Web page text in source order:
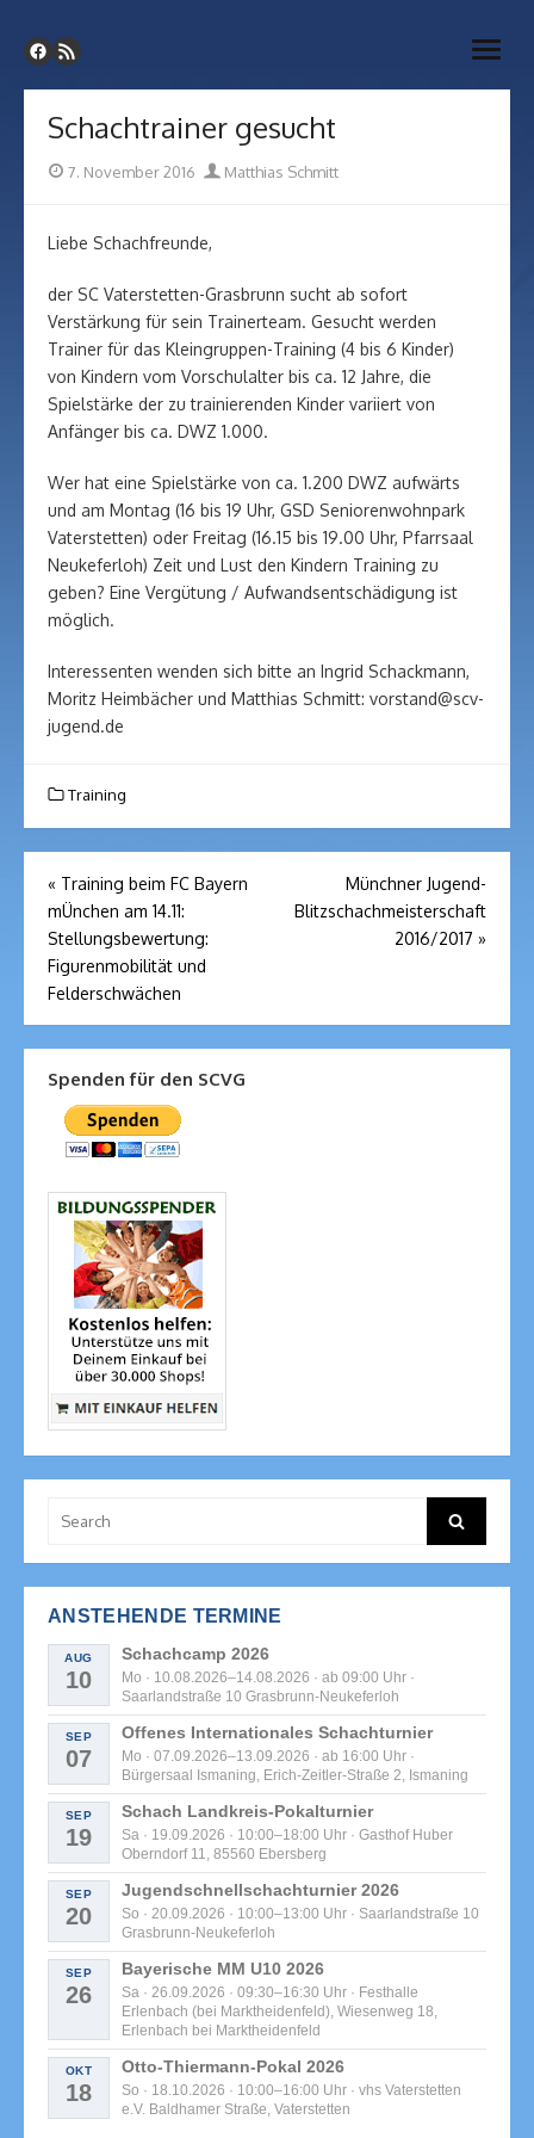
to
content
SC Vaterstetten-Grasbrunn
Webseite unseres Schachvereins
open
Schachtrainer gesucht
Posted
7. November 2016 Author
Matthias Schmitt
Liebe Schachfreunde,
der SC Vaterstetten-Grasbrunn sucht ab sofort
Verstärkung für sein Trainerteam. Gesucht werden
Trainer für das Kleingruppen-Training (4 bis 6 Kinder)
von Kindern vom Vorschulalter bis ca. 12 Jahre, die
Spielstärke der zu trainierenden Kinder variiert von
Anfänger bis ca. DWZ 1.000.
Wer hat eine Spielstärke von ca. 1.200 DWZ aufwärts
und am Montag (16 bis 19 Uhr, GSD Seniorenwohnpark
Vaterstetten) oder Freitag (16.15 bis 19.00 Uhr, Pfarrsaal
Neukeferloh) Zeit und Lust den Kindern Training zu
geben? Eine Vergütung / Aufwandsentschädigung ist
möglich.
Interessenten wenden sich bitte an Ingrid Schackmann,
Moritz Heimbächer und Matthias Schmitt: vorstand@scv-
jugend.de
Training
Beitragsnavigation
« Training beim FC Bayern
mÜnchen am 14.11:
Stellungsbewertung:
Figurenmobilität und
Felderschwächen
Münchner Jugend-
Blitzschachmeisterschaft
2016/2017 »
Spenden für den SCVG
for:
Search
ANSTEHENDE TERMINE
AUG
10
Schachcamp 2026
Mo · 10.08.2026–14.08.2026 · ab 09:00 Uhr ·
Saarlandstraße 10 Grasbrunn-Neukeferloh
SEP
07
Offenes Internationales Schachturnier
Mo · 07.09.2026–13.09.2026 · ab 16:00 Uhr ·
Bürgersaal Ismaning, Erich-Zeitler-Straße 2, Ismaning
SEP
19
Schach Landkreis-Pokalturnier
Sa · 19.09.2026 · 10:00–18:00 Uhr · Gasthof Huber
Oberndorf 11, 85560 Ebersberg
SEP
20
Jugendschnellschachturnier 2026
So · 20.09.2026 · 10:00–13:00 Uhr · Saarlandstraße 10
Grasbrunn-Neukeferloh
SEP
26
Bayerische MM U10 2026
Sa · 26.09.2026 · 09:30–16:30 Uhr · Festhalle
Erlenbach (bei Marktheidenfeld), Wiesenweg 18,
Erlenbach bei Marktheidenfeld
OKT
18
Otto-Thiermann-Pokal 2026
So · 18.10.2026 · 10:00–16:00 Uhr · vhs Vaterstetten
e.V. Baldhamer Straße, Vaterstetten